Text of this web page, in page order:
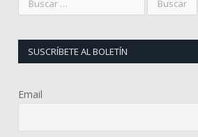
SUSCRÍBETE AL BOLETÍN
Email